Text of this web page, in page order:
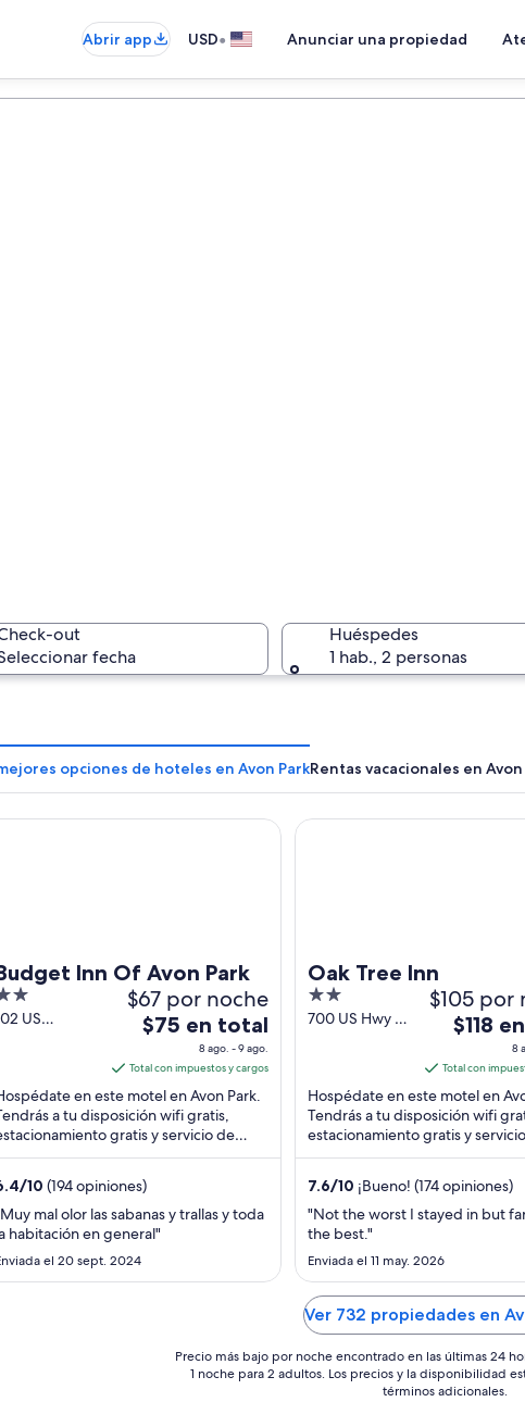
Abrir app USD• Anunciar una propiedad
de casas residenciales y muelles.
out
fecha
Huéspedes
1 hab., 2 personas
opciones de hoteles en Avon ParkRentas vacacionales en Avon
Inn Of Avon Park
US
$67 por noche
El
es
de
$75
en
total
por
noche
del
$75 en total
8 ago. - 9 ago.
Total con impuestos y cargos
en este motel en Avon Park.
a tu disposición wifi gratis,
gratis y servicio de
las 24 horas. Estarás muy
/10 (194 opiniones)
mal olor las sabanas y trallas y toda
habitación en general"
el 20 sept. 2024
Inn Of Avon Park
Oak Tree Inn
2
out
700 US Hwy 27
$105 por
El
es
de
$118
en
total
por
noche
al
9
ago
$118
8
Total con
Hospédate en este motel en
Tendrás a tu disposición wifi
estacionamiento gratis y
limpieza diario. Estarás muy
7.6/10 ¡Bueno! (174 opiniones)
"Not the worst I stayed in but
the best."
Enviada el 11 may. 2026
Oak Tree Inn
Ver 732 propiedades en
Precio más bajo por noche encontrado en las últimas 24
1 noche para 2 adultos. Los precios y la disponibilidad
términos adicionales.